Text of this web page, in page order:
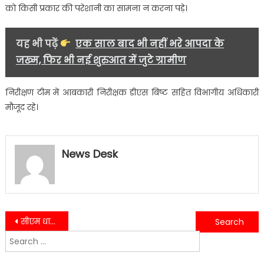
को किसी प्रकार की परेशानी का सामना न करना पड़े।
यह भी पढ़ें
एक साल बाद भी नहीं भरे आपदा के
जख्म, फिर भी नई शुरुआत में जुटे ग्रामीण
निरीक्षण टीम में आबकारी निरीक्षक डीएस बिष्ट सहित विभागीय अधिकारी
मौजूद रहे।
News Desk
Post
navigation
सीएम धामी की पहल से ग्रामीण महिलाओं को मिला नया रोजगार, ड्रैगन फ्रूट खेती बनी सहारा
हल्द्वानी में ऑपरेशन प्रहार में पुलिस की कार्रवाई तेज, अवैध शराब के साथ तस्कर गिरफ्तार
Search
for: